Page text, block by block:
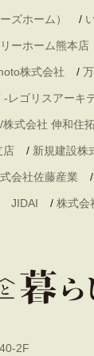
ズホーム） /
ーホーム熊本店
株式会社 /
レゴリスアーキ
式会社 伸和住拓
店 / 新規建設株
会社佐藤産業 /
JIDAI / 株式会
2F